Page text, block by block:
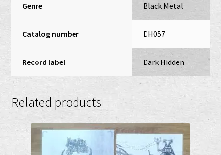
Genre Black Metal
Catalog number DH057
Record label Dark Hidden
Related products